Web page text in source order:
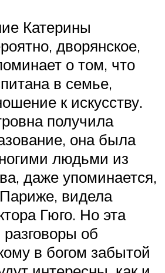
Катерины
дворянское,
о том, что
в семье,
к искусству.
получила
она была
людьми из
даже упоминается,
видела
Гюго. Но эта
об
в богом забытой